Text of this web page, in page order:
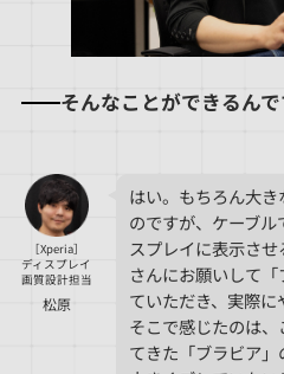
そんなことができるんで
［Xperia］
ディスプレイ
画質設計担当
松原
はい。もちろん大
のですが、ケーブ
スプレイに表示さ
さんにお願いして
ていただき、実際に
そこで感じたのは
てきた「ブラビア